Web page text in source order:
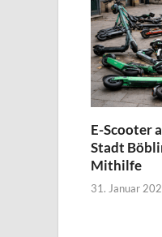
E-Scooter
Stadt
Mithilfe
31. Januar